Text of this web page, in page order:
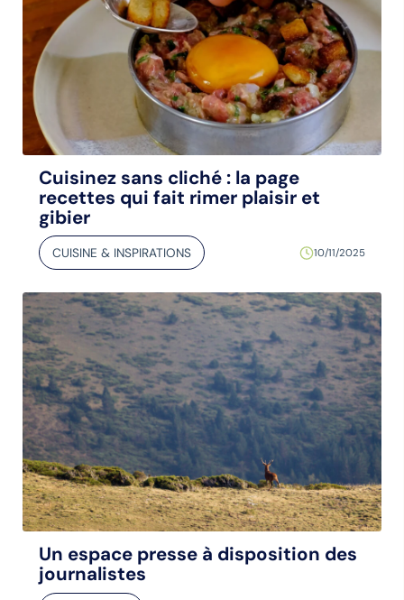
Cuisinez sans cliché : la page
recettes qui fait rimer plaisir et
gibier
CUISINE & INSPIRATIONS 10/11/2025
Un espace presse à disposition des
journalistes